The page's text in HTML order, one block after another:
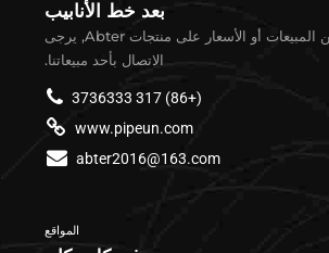
بعد خط الأنابيب
للاستفسار عن المبيعات أو الأسعار على منتجات Abter, يرجى
الاتصال بأحد مبيعاتنا.
(+86) 317 3736333
www.pipeun.com
abter2016@163.com
المواقع